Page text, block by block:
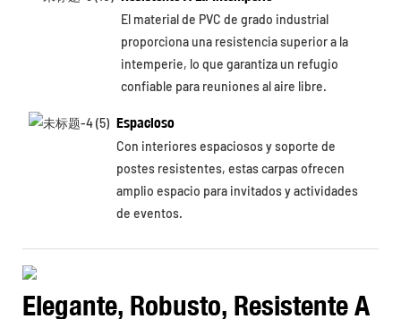
El material de PVC de grado industrial
proporciona una resistencia superior a la
intemperie, lo que garantiza un refugio
confiable para reuniones al aire libre.
Espacioso
Con interiores espaciosos y soporte de
postes resistentes, estas carpas ofrecen
amplio espacio para invitados y actividades
de eventos.
Elegante, Robusto, Resistente A